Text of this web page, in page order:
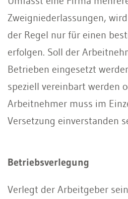
Zweigniederlassungen,
der Regel nur für einen
erfolgen. Soll der
Betrieben eingesetzt
speziell vereinbart werden
Arbeitnehmer muss im
Versetzung einverstanden
Betriebsverlegung
Verlegt der Arbeitgeber